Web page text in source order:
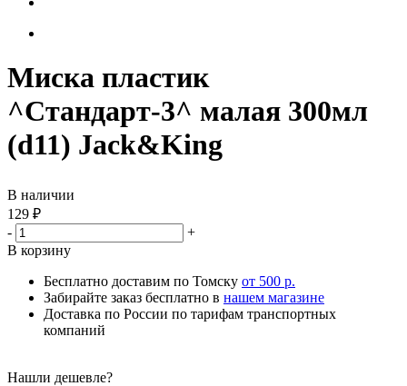
Миска пластик
^Стандарт-3^ малая 300мл
(d11) Jack&King
В наличии
129 ₽
-
+
В корзину
Бесплатно доставим по Томску от 500 р.
Забирайте заказ бесплатно в нашем магазине
Доставка по России по тарифам транспортных
компаний
Нашли дешевле?